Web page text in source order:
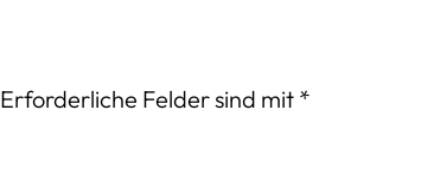
Erforderliche Felder sind mit *